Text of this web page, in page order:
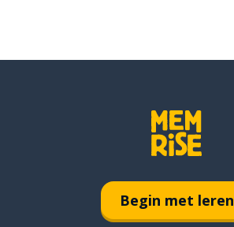
Begin met leren